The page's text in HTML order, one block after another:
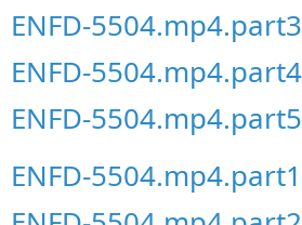
ENFD-
ENFD-
ENFD-
ENFD-